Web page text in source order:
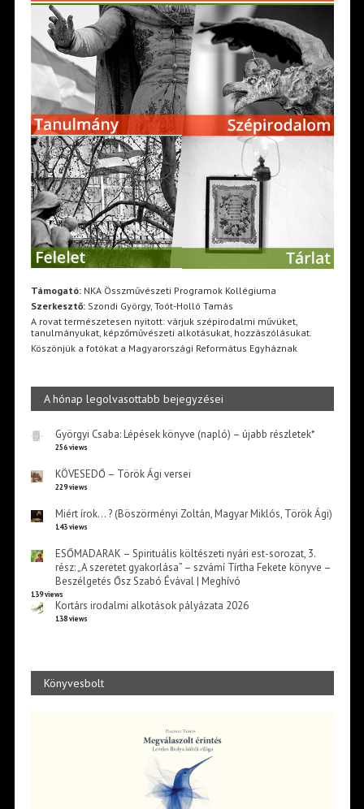
Támogató:NKA Összművészeti Programok Kollégiuma
Szerkesztő:Szondi György, Toót-Holló Tamás
A rovat természetesen nyitott: várjuk szépirodalmi művüket,
tanulmányukat, képzőművészeti alkotásukat, hozzászólásukat.
Köszönjük a fotókat a Magyarországi Református Egyháznak
A hónap legolvasottabb bejegyzései
Györgyi Csaba: Lépések könyve (napló) – újabb részletek*
256 views
KÖVESEDŐ – Török Ági versei
229 views
Miért írok… ? (Böszörményi Zoltán, Magyar Miklós, Török Ági)
143 views
ESŐMADARAK – Spirituális költészeti nyári est-sorozat, 3.
rész: „A szeretet gyakorlása” – szvámí Tírtha Fekete könyve –
Beszélgetés Ősz Szabó Évával | Meghívó
139 views
Kortárs irodalmi alkotások pályázata 2026
138 views
Könyvesbolt